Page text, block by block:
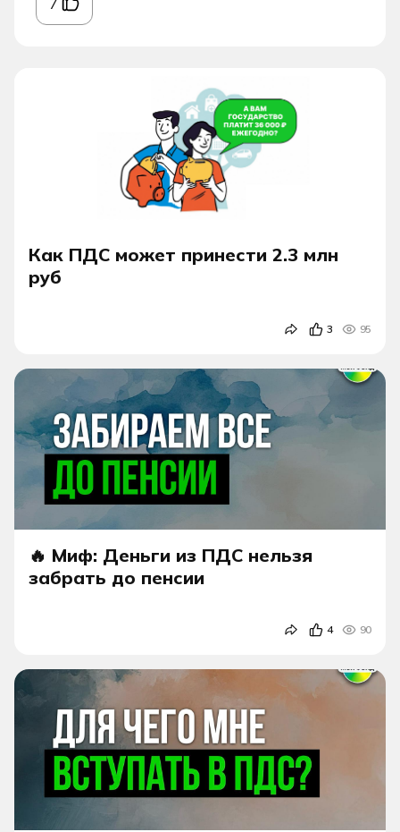
7
Как ПДС может принести 2.3 млн
руб
3 95
🔥 Миф: Деньги из ПДС нельзя
забрать до пенсии
4 90